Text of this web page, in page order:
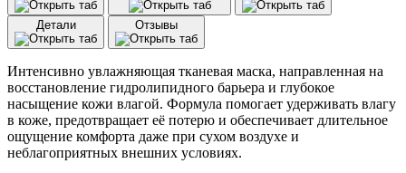
аквасилом
пептидами
JMsolution
The
Effect
Nmf
&
Moisturizing
Детали Отзывы
Интенсивно увлажняющая тканевая маска, направленная на
восстановление гидролипидного барьера и глубокое
насыщение кожи влагой. Формула помогает удерживать влагу
в коже, предотвращает её потерю и обеспечивает длительное
ощущение комфорта даже при сухом воздухе и
неблагоприятных внешних условиях.